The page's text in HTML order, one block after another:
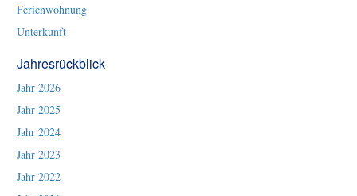
Ferienwohnung
Unterkunft
Jahresrückblick
Jahr 2026
Jahr 2025
Jahr 2024
Jahr 2023
Jahr 2022